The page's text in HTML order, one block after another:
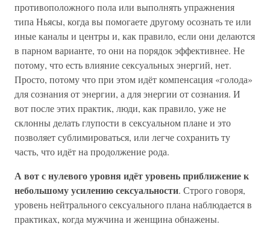
противоположного пола или выполнять упражнения
типа Ньясы, когда вы помогаете другому осознать те или
иные каналы и центры и, как правило, если они делаются
в парном варианте, то они на порядок эффективнее. Не
потому, что есть влияние сексуальных энергий, нет.
Просто, потому что при этом идёт компенсация «голода»
для сознания от энергии, а для энергии от сознания. И
вот после этих практик, люди, как правило, уже не
склонны делать глупости в сексуальном плане и это
позволяет сублимироваться, или легче сохранить ту
часть, что идёт на продолжение рода.
А вот с нулевого уровня идёт уровень приближение к
небольшому усилению сексуальности. Строго говоря,
уровень нейтрального сексуального плана наблюдается в
практиках, когда мужчина и женщина обнажены.